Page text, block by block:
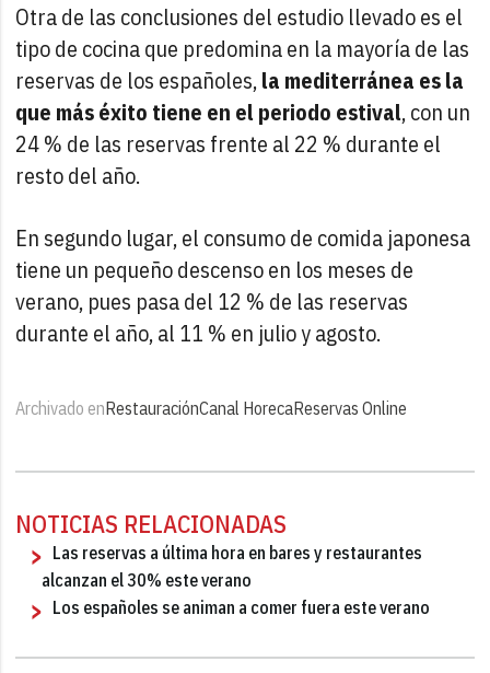
Otra de las conclusiones del estudio llevado es el
tipo de cocina que predomina en la mayoría de las
reservas de los españoles,la mediterránea es la
que más éxito tiene en el periodo estival, con un
24 % de las reservas frente al 22 % durante el
resto del año.
En segundo lugar, el consumo de comida japonesa
tiene un pequeño descenso en los meses de
verano, pues pasa del 12 % de las reservas
durante el año, al 11 % en julio y agosto.
Archivado enRestauraciónCanal HorecaReservas Online
NOTICIAS RELACIONADAS
Las reservas a última hora en bares y restaurantes
alcanzan el 30% este verano
Los españoles se animan a comer fuera este verano